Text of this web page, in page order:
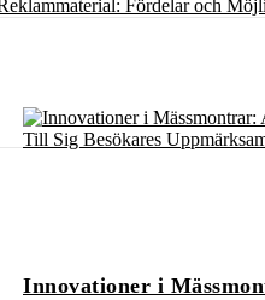
Innovationer i